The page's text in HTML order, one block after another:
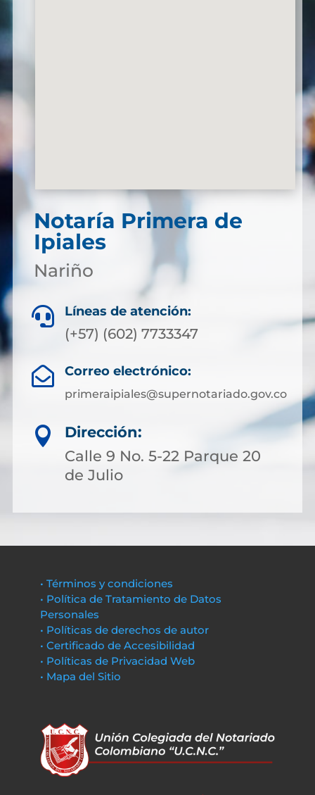
Notaría Primera de
Ipiales
Nariño
 Líneas de atención:
(+57) (602) 7733347
 Correo electrónico:
primeraipiales@supernotariado.gov.co

Dirección:
Calle 9 No. 5-22 Parque 20
de Julio
• Términos y condiciones
• Política de Tratamiento de Datos
Personales
• Políticas de derechos de autor
• Certificado de Accesibilidad
• Políticas de Privacidad Web
• Mapa del Sitio